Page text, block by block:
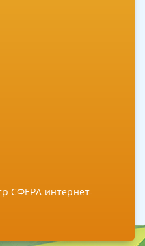
СФЕРА интернет-